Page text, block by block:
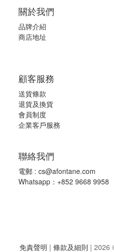
關於我們
品牌介紹
商店地址
顧客服務
送貨條款
退貨及換貨
會員制度
企業客戶服務
聯絡我們
電郵 : cs@afontane.com
Whatsapp：+852 9668 9958
免責聲明 | 條款及細則 | 2026